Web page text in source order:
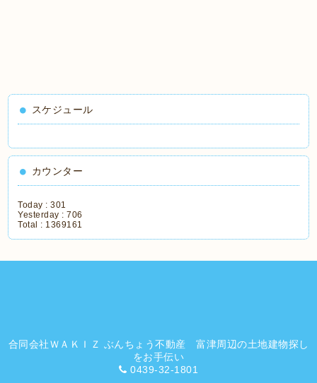
スケジュール
カウンター
Today :301
Yesterday :706
Total : 1369161
合同会社ＷＡＫＩＺ ぶんちょう不動産 富津周辺の土地建物探し
をお手伝い
0439-32-1801